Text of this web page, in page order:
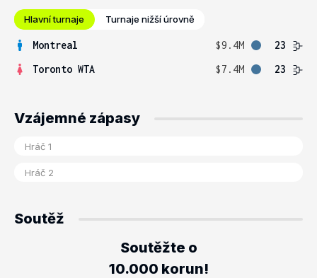
Hlavní turnaje Turnaje nižší úrovně
Montreal $9.4M
23
Toronto WTA
$7.4M 23
Vzájemné zápasy
Soutěž
Soutěžte o
10.000 korun!